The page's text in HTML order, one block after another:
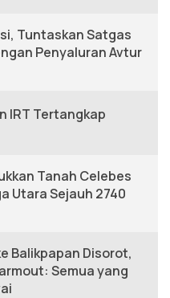
Tuntaskan Satgas
Penyaluran Avtur
IRT Tertangkap
Tanah Celebes
Utara Sejauh 2740
Balikpapan Disorot,
Semua yang